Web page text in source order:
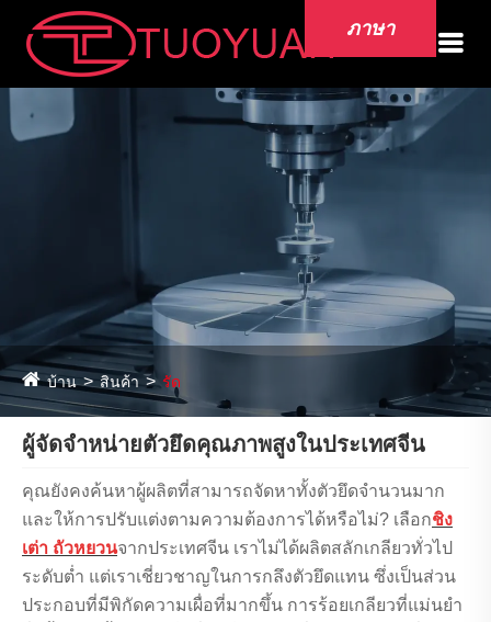
ภาษา
บ้าน สินค้า รัด
ผู้จัดจำหน่ายตัวยึดคุณภาพสูงในประเทศจีน
คุณยังคงค้นหาผู้ผลิตที่สามารถจัดหาทั้งตัวยึดจำนวนมาก
และให้การปรับแต่งตามความต้องการได้หรือไม่? เลือกชิง
เต่า ถัวหยวนจากประเทศจีน เราไม่ได้ผลิตสลักเกลียวทั่วไป
ระดับต่ำ แต่เราเชี่ยวชาญในการกลึงตัวยึดแทน ซึ่งเป็นส่วน
ประกอบที่มีพิกัดความเผื่อที่มากขึ้น การร้อยเกลียวที่แม่นยำ